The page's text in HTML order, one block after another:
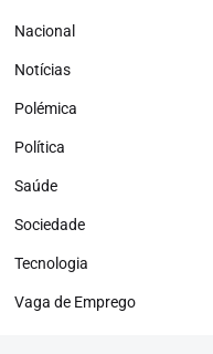
Nacional
Notícias
Polémica
Política
Saúde
Sociedade
Tecnologia
Vaga de Emprego